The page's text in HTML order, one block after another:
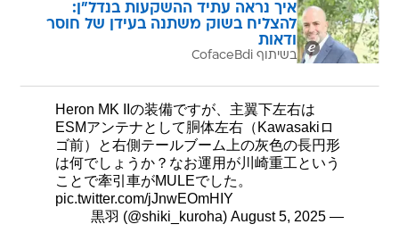
איך נראה עתיד ההשקעות בנדל"ן:
להצליח בשוק משתנה בעידן של חוסר
ודאות
בשיתוף CofaceBdi
Heron MK IIの装備ですが、主翼下左右は
ESMアンテナとして胴体左右（Kawasakiロ
ゴ前）と右側テールブーム上の灰色の長円形
は何でしょうか？なお運用が川崎重工という
ことで牽引車がMULEでした。
pic.twitter.com/jJnwEOmHIY
— 黒羽 (@shiki_kuroha)
August 5, 2025